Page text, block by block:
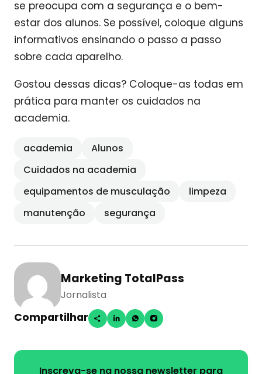
se preocupa com a segurança e o bem-
estar dos alunos. Se possível, coloque alguns
informativos ensinando o passo a passo
sobre cada aparelho.
Gostou dessas dicas? Coloque-as todas em
prática para manter os cuidados na
academia.
academia
Alunos
Cuidados na academia
equipamentos de musculação
limpeza
manutenção
segurança
Marketing TotalPass
Jornalista
Compartilhar
Inscreva-se na nossa newsletter para